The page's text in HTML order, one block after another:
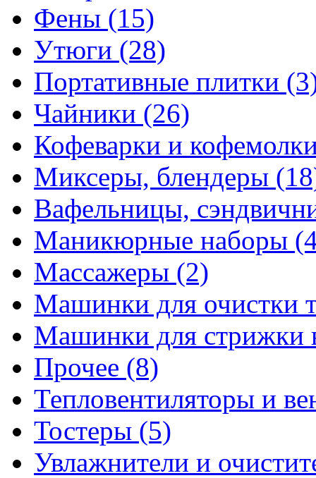
Фены (15)
Утюги (28)
Портативные плитки
Чайники (26)
Кофеварки и
Миксеры, блендеры
Вафельницы,
Маникюрные наборы
Массажеры (2)
Машинки для очистки
Машинки для стрижки
Прочее (8)
Тепловентиляторы и
Тостеры (5)
Увлажнители и